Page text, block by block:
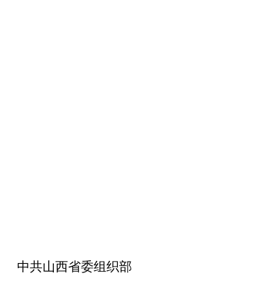
中共山西省委组织部